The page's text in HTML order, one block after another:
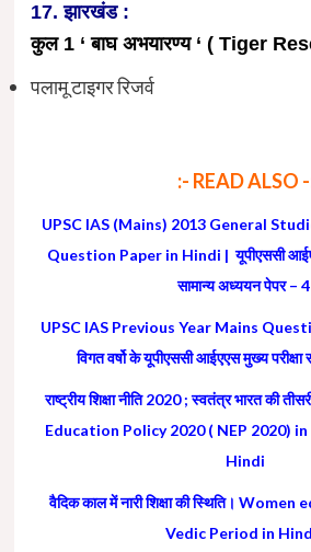
17. झारखंड :
कुल 1 ‘ बाघ अभयारण्य ‘ ( Tiger
पलामू टाइगर रिजर्व
:- READ ALSO
UPSC IAS (Mains) 2013 General
Question Paper in Hindi | यूपीएससी
सामान्य अध्ययन पेपर – 4
UPSC IAS Previous Year Mains
विगत वर्षो के यूपीएससी आईएएस मुख्य
राष्ट्रीय शिक्षा नीति 2020 ; स्वतंत्र भारत की
Education Policy 2020 ( NEP 2020)
Hindi
वैदिक काल में नारी शिक्षा की स्थिति।
Vedic Period in